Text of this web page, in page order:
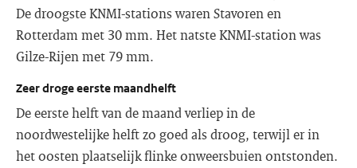
De droogste KNMI-stations waren Stavoren en
Rotterdam met 30 mm. Het natste KNMI-station was
Gilze-Rijen met 79 mm.
Zeer droge eerste maandhelft
De eerste helft van de maand verliep in de
noordwestelijke helft zo goed als droog, terwijl er in
het oosten plaatselijk flinke onweersbuien ontstonden.